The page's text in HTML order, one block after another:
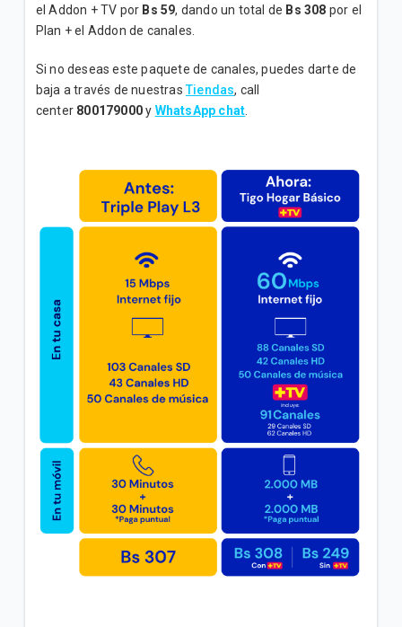
Disfruta de todos los beneficios de tu plan “Internet
Ultra B”
Disfruta de todos los beneficios de tu plan “Internet
Básico B”
Disfruta de todos los beneficios de tu plan “Internet
Inicial C”
el Addon + TV por Bs 59, dando un total de Bs 308 por el
Plan + el Addon de canales.
Si no deseas este paquete de canales, puedes darte de
baja a través de nuestrasTiendas, call
center 800179000y WhatsApp chat